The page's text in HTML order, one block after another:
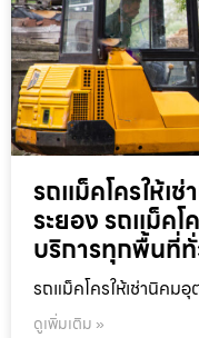
รถแม็คโครให้เ
ระยอง รถแม็คโ
บริการทุกพื้นที่
รถแม็คโครให้เช่านิคม
ดูเพิ่มเติม »